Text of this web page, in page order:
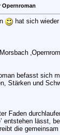
Opernroman
hat sich
befasst sich
Stärken und
Faden
entstehen lässt,
die